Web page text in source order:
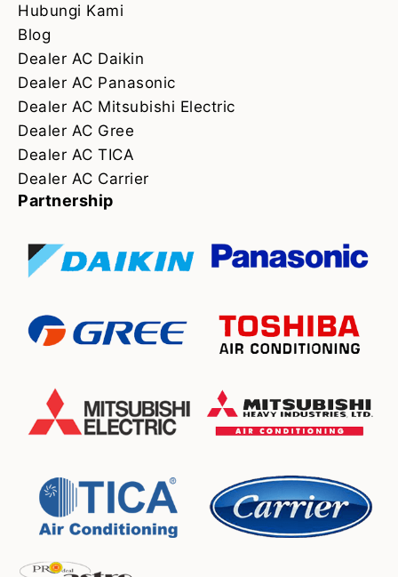
Hubungi Kami
Blog
Dealer AC Daikin
Dealer AC Panasonic
Dealer AC Mitsubishi Electric
Dealer AC Gree
Dealer AC TICA
Dealer AC Carrier
Partnership